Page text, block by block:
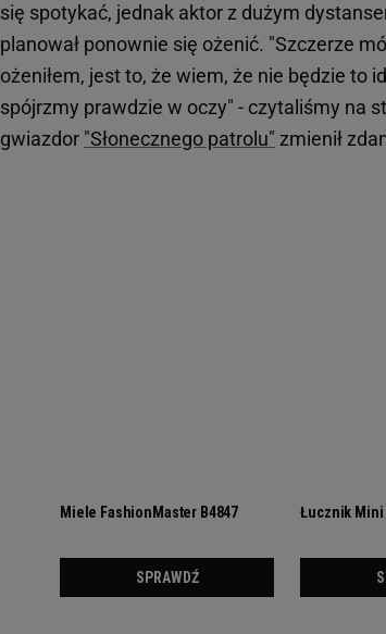
się spotykać, jednak aktor z dużym
planował ponownie się ożenić. "Szczerze
ożeniłem, jest to, że wiem, że nie będzie to
spójrzmy prawdzie w oczy" - czytaliśmy na
gwiazdor "Słonecznego patrolu" zmienił